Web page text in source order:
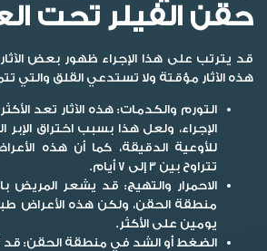
حقن الفيلر تحت
قد يترتب على هذا الإجراء ظهور بعض الآثار
هذه الآثار مؤقتة ولا تستدعي القلق والتي
التورم والكدمات: هذه الآثار تعد
الإجراء، ولعل هذا بسبب اختراق
للأوعية الدقيقة، كما أن هذه
تتراوح بين 3 إلى 7 أيام.
الاحمرار والتهيج: قد يشعر المريض
منطقة الحقن، ولكن هذه الأعراض
يومين على الأكثر.
الضغط أو الشد في منطقة الحقن: قد